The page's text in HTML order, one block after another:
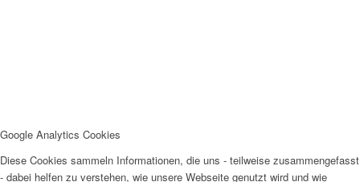
Google Analytics Cookies
Diese Cookies sammeln Informationen, die uns - teilweise zusammengefasst
- dabei helfen zu verstehen, wie unsere Webseite genutzt wird und wie